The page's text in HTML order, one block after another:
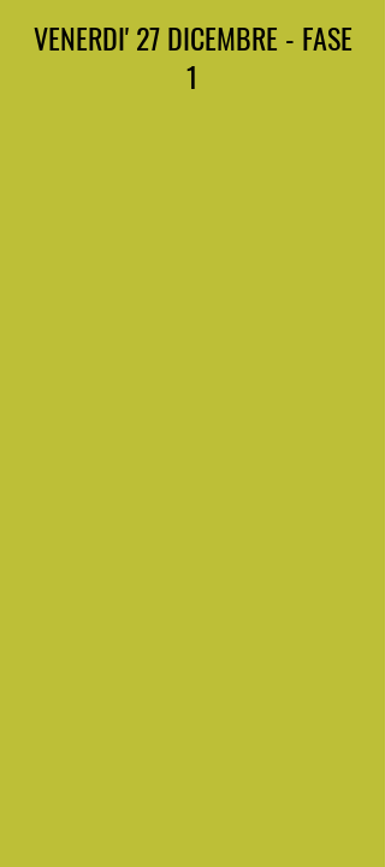
VENERDI' 27 DICEMBRE - FASE
1